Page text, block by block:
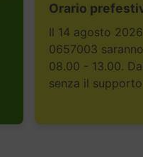
Orario
Il 14 agosto
0657003
08.00 - 13.00.
senza il